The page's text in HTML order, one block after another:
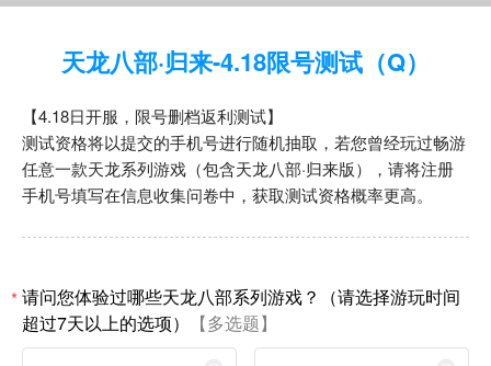
天龙八部·归来-4.18限号测试（Q）
【4.18日开服，限号删档返利测试】
测试资格将以提交的手机号进行随机抽取，若您曾经玩过畅游
任意一款天龙系列游戏（包含天龙八部·归来版），请将注册
手机号填写在信息收集问卷中，获取测试资格概率更高。
*请问您体验过哪些天龙八部系列游戏？（请选择游玩时间
超过7天以上的选项）
【多选题】